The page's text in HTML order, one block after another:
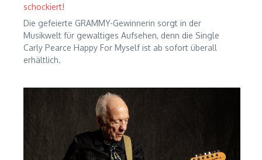
schockiert!
Die gefeierte GRAMMY-Gewinnerin sorgt in der
Musikwelt für gewaltiges Aufsehen, denn die Single
Carly Pearce Happy For Myself ist ab sofort überall
erhältlich.